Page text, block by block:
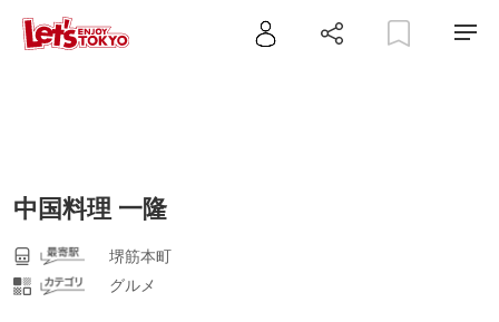
中国料理 一隆
堺筋本町
グルメ